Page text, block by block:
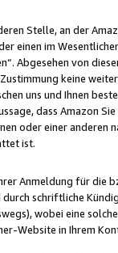
Stelle, an der
einen im
Abgesehen von
keine
uns und Ihnen
dass Amazon
oder einer
ist.
Anmeldung für die
schriftliche
wobei eine
Website in Ihrem